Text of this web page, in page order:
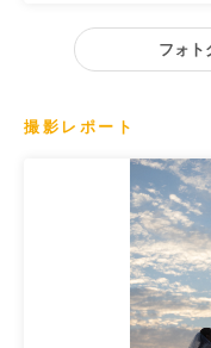
フォト
撮影レポート